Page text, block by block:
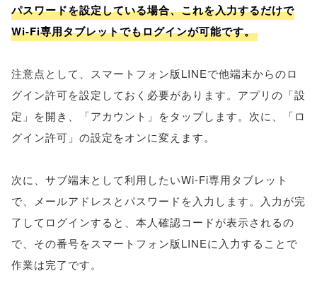
パスワードを設定している場合、これを入力するだけで
Wi-Fi専用タブレットでもログインが可能です。
注意点として、スマートフォン版LINEで他端末からのロ
グイン許可を設定しておく必要があります。アプリの「設
定」を開き、「アカウント」をタップします。次に、「ロ
グイン許可」の設定をオンに変えます。
次に、サブ端末として利用したいWi-Fi専用タブレット
で、メールアドレスとパスワードを入力します。入力が完
了してログインすると、本人確認コードが表示されるの
で、その番号をスマートフォン版LINEに入力することで
作業は完了です。